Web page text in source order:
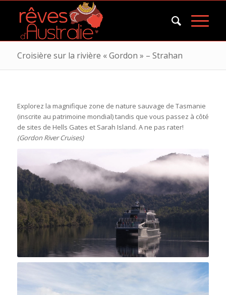
Croisière sur la rivière « Gordon » – Strahan
Explorez la magnifique zone de nature sauvage de Tasmanie
(inscrite au patrimoine mondial) tandis que vous passez à côté
de sites de Hells Gates et Sarah Island. A ne pas rater!
(Gordon River Cruises)